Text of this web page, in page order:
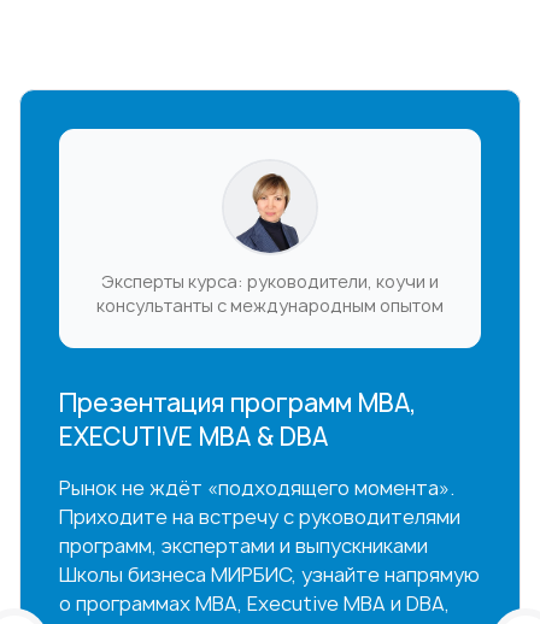
Эксперты курса: руководители, коучи и
консультанты с международным опытом
Презентация программ MBA,
EXECUTIVE MBA & DBA
Рынок не ждёт «подходящего момента».
Приходите на встречу с руководителями
программ, экспертами и выпускниками
Школы бизнеса МИРБИС, узнайте напрямую
о программах MBA, Executive MBA и DBA,